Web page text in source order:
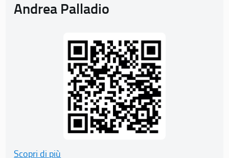
Andrea Palladio
Scopri di più